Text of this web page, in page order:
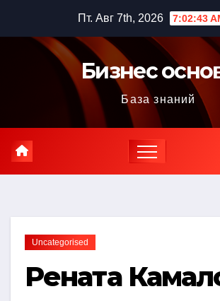
содержимому
Пт. Авг 7th, 2026 7:02:45
Бизнес
База знаний
Uncategorised
Рената